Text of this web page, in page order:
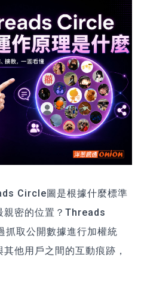
Circle圖是根據什麼標準
親密的位置？Threads
取公開數據進行加權統
他用戶之間的互動痕跡，